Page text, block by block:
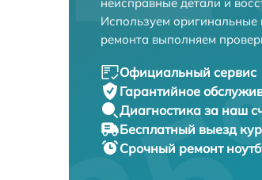
Используем оригинальные
ремонта выполняем
Официальный сервис
Гарантийное
Диагностика за наш
Бесплатный выезд
Срочный ремонт